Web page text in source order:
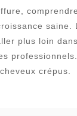
plus loin
crépus.